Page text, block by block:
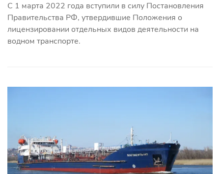
С 1 марта 2022 года вступили в силу Постановления
Правительства РФ, утвердившие Положения о
лицензировании отдельных видов деятельности на
водном транспорте.